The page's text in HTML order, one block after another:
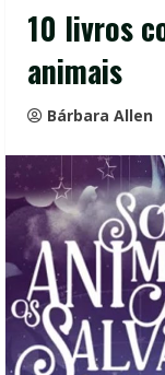
10 livros
animais
Bárbara Allen